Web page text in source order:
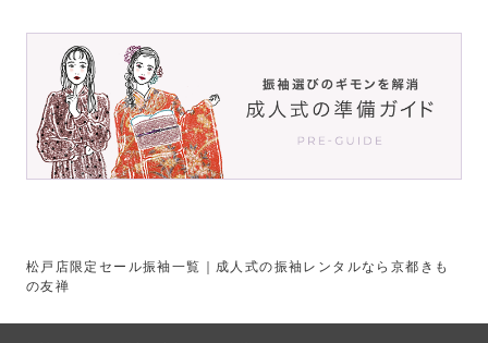
松戸店限定セール振袖一覧｜成人式の振袖レンタルなら京都きも
の友禅